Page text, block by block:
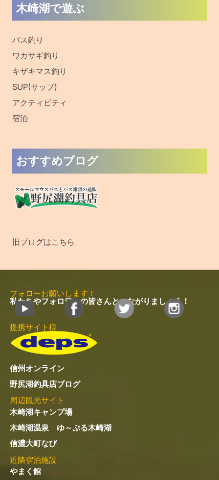
象
木崎湖で遊ぶ
バス釣り
ワカサギ釣り
キザキマス釣り
SUP(サップ)
アクティビティ
宿泊
おすすめブログ
旧ブログはこちら
フォローお願いします！
私たちやフォロワーの皆さんとつながりましょう！
提携サイト様
信州オンライン
野尻湖釣具店ブログ
周辺観光サイト
木崎湖キャンプ場
木崎湖温泉 ゆ～ぷる木崎湖
信濃大町なび
近隣宿泊施設
やまく館